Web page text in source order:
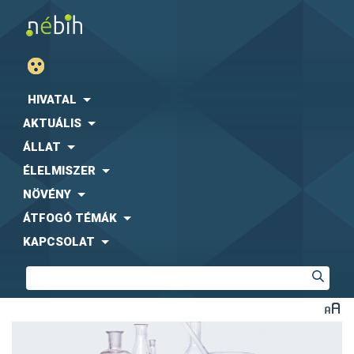
HIVATAL
AKTUÁLIS
ÁLLAT
ÉLELMISZER
NÖVÉNY
ÁTFOGÓ TÉMÁK
KAPCSOLAT